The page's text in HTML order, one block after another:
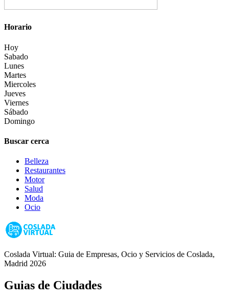
Horario
Hoy
Sabado
Lunes
Martes
Miercoles
Jueves
Viernes
Sábado
Domingo
Buscar cerca
Belleza
Restaurantes
Motor
Salud
Moda
Ocio
Coslada Virtual: Guia de Empresas, Ocio y Servicios de Coslada,
Madrid 2026
Guias de Ciudades